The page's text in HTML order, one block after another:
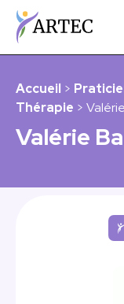
Accueil >
Thérapie >
Valérie